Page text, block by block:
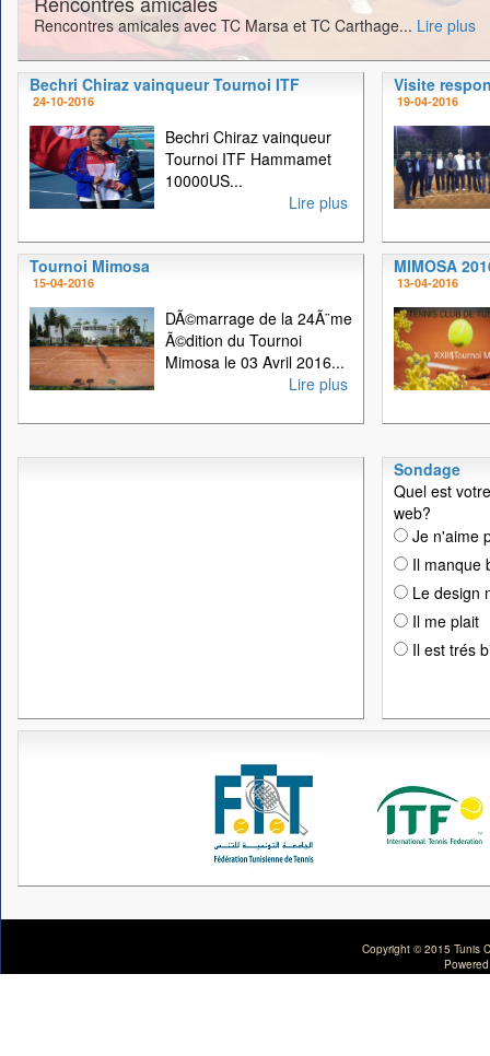
Rencontres amicales avec TC Marsa et TC Carthage... Lire plus
Bechri Chiraz vainqueur Tournoi ITF
24-10-2016
Bechri Chiraz vainqueur
Tournoi ITF Hammamet
10000US...
Lire plus
Visite
19-04-2016
Tournoi Mimosa
15-04-2016
DÃ©marrage de la 24Ã¨me
Ã©dition du Tournoi
Mimosa le 03 Avril 2016...
Lire plus
MIMOSA
13-04-2016
Sondage
Quel est
web?
Je n'aime
Il manque
Le design
Il me plait
Il est trés
Copyright © 2015 Tunis